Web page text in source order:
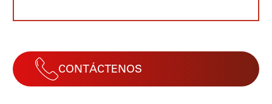
CONTÁCTENOS